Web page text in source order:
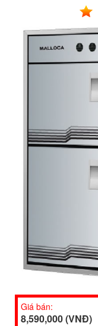
Giá bán:
8,590,000 (VNĐ)